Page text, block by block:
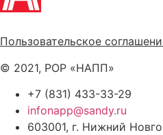
Пользовательское
© 2021, РОР «НАПП»
+7 (831) 433-33-29
infonapp@sandy.ru
603001, г. Нижний